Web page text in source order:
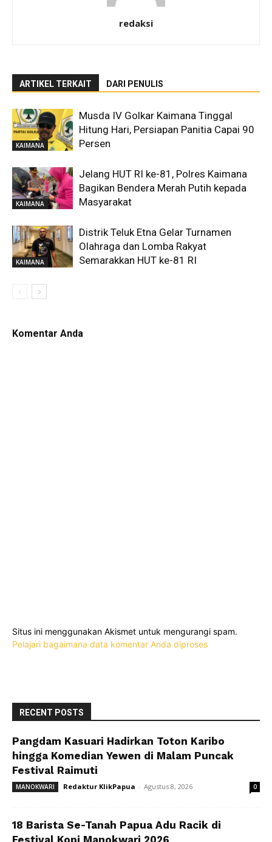
redaksi
ARTIKEL TERKAIT DARI PENULIS
KAIMANA
Musda IV Golkar Kaimana Tinggal
Hitung Hari, Persiapan Panitia Capai 90
Persen
KAIMANA
Jelang HUT RI ke-81, Polres Kaimana
Bagikan Bendera Merah Putih kepada
Masyarakat
KAIMANA
Distrik Teluk Etna Gelar Turnamen
Olahraga dan Lomba Rakyat
Semarakkan HUT ke-81 RI
Komentar Anda
Situs ini menggunakan Akismet untuk mengurangi spam.
Pelajari bagaimana data komentar Anda diproses
RECENT POSTS
Pangdam Kasuari Hadirkan Toton Karibo
hingga Komedian Yewen di Malam Puncak
Festival Raimuti
MANOKWARI Redaktur KlikPapua - Agustus 8, 2026 0
18 Barista Se-Tanah Papua Adu Racik di
Festival Kopi Manokwari 2026